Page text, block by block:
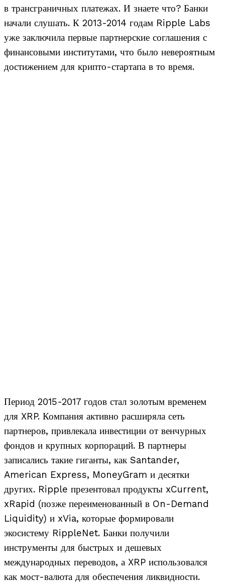
в трансграничных платежах. И знаете что? Банки
начали слушать. К 2013-2014 годам Ripple Labs
уже заключила первые партнерские соглашения с
финансовыми институтами, что было невероятным
достижением для крипто-стартапа в то время.
Период 2015-2017 годов стал золотым временем
для XRP. Компания активно расширяла сеть
партнеров, привлекала инвестиции от венчурных
фондов и крупных корпораций. В партнеры
записались такие гиганты, как Santander,
American Express, MoneyGram и десятки
других. Ripple презентовал продукты xCurrent,
xRapid (позже переименованный в On-Demand
Liquidity) и xVia, которые формировали
экосистему RippleNet. Банки получили
инструменты для быстрых и дешевых
международных переводов, а XRP использовался
как мост-валюта для обеспечения ликвидности.